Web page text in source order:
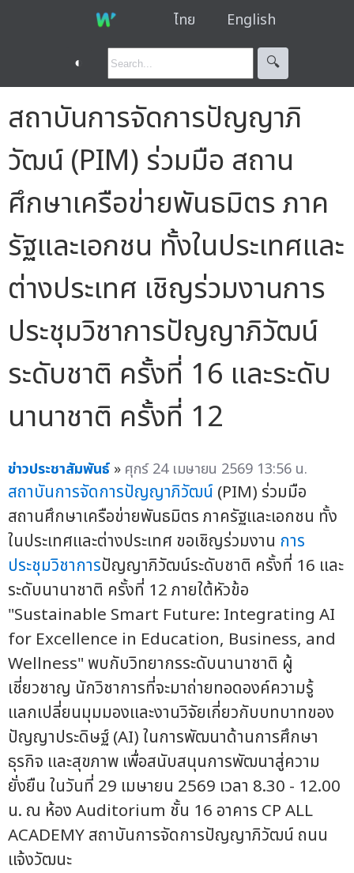
ไทย English
◐ 🔍︎
สถาบันการจัดการปัญญาภิ
วัฒน์ (PIM) ร่วมมือ สถาน
ศึกษาเครือข่ายพันธมิตร ภาค
รัฐและเอกชน ทั้งในประเทศและ
ต่างประเทศ เชิญร่วมงานการ
ประชุมวิชาการปัญญาภิวัฒน์
ระดับชาติ ครั้งที่ 16 และระดับ
นานาชาติ ครั้งที่ 12
ข่าวประชาสัมพันธ์ » ศุกร์ 24 เมษายน 2569 13:56 น.
สถาบันการจัดการปัญญาภิวัฒน์ (PIM) ร่วมมือ
สถานศึกษาเครือข่ายพันธมิตร ภาครัฐและเอกชน ทั้ง
ในประเทศและต่างประเทศ ขอเชิญร่วมงาน การ
ประชุมวิชาการปัญญาภิวัฒน์ระดับชาติ ครั้งที่ 16 และ
ระดับนานาชาติ ครั้งที่ 12 ภายใต้หัวข้อ
"Sustainable Smart Future: Integrating AI
for Excellence in Education, Business, and
Wellness" พบกับวิทยากรระดับนานาชาติ ผู้
เชี่ยวชาญ นักวิชาการที่จะมาถ่ายทอดองค์ความรู้
แลกเปลี่ยนมุมมองและงานวิจัยเกี่ยวกับบทบาทของ
ปัญญาประดิษฐ์ (AI) ในการพัฒนาด้านการศึกษา
ธุรกิจ และสุขภาพ เพื่อสนับสนุนการพัฒนาสู่ความ
ยั่งยืน ในวันที่ 29 เมษายน 2569 เวลา 8.30 - 12.00
น. ณ ห้อง Auditorium ชั้น 16 อาคาร CP ALL
ACADEMY สถาบันการจัดการปัญญาภิวัฒน์ ถนน
แจ้งวัฒนะ